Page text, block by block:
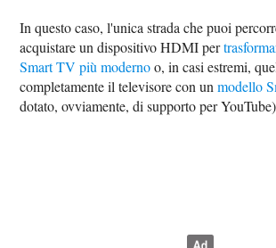
In questo caso, l'unica strada che puoi
acquistare un dispositivo HDMI per
Smart TV più modernoo, in casi estremi,
completamente il televisore con unmodello
dotato, ovviamente, di supporto per